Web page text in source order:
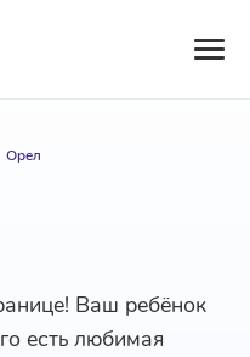
Орел
Ваш ребёнок
есть любимая